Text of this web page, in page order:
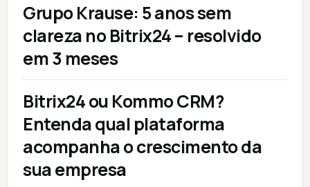
Grupo Krause: 5 anos sem
clareza no Bitrix24 – resolvido
em 3 meses
Bitrix24 ou Kommo CRM?
Entenda qual plataforma
acompanha o crescimento da
sua empresa